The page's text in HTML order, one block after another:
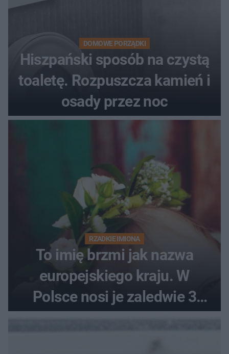
DOMOWE PORZĄDKI
Hiszpański sposób na czystą
toaletę. Rozpuszcza kamień i
osady przez noc
RZADKIE IMIONA
To imię brzmi jak nazwa
europejskiego kraju. W
Polsce nosi je zaledwie 3